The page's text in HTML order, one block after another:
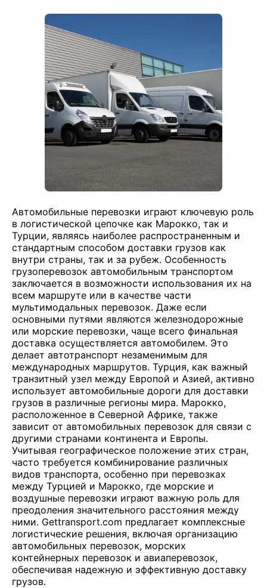
Автомобильные перевозки играют ключевую роль
в логистической цепочке как Марокко, так и
Турции, являясь наиболее распространенным и
стандартным способом доставки грузов как
внутри страны, так и за рубеж. Особенность
грузоперевозок автомобильным транспортом
заключается в возможности использования их на
всем маршруте или в качестве части
мультимодальных перевозок. Даже если
основными путями являются железнодорожные
или морские перевозки, чаще всего финальная
доставка осуществляется автомобилем. Это
делает автотранспорт незаменимым для
международных маршрутов. Турция, как важный
транзитный узел между Европой и Азией, активно
использует автомобильные дороги для доставки
грузов в различные регионы мира. Марокко,
расположенное в Северной Африке, также
зависит от автомобильных перевозок для связи с
другими странами континента и Европы.
Учитывая географическое положение этих стран,
часто требуется комбинирование различных
видов транспорта, особенно при перевозках
между Турцией и Марокко, где морские и
воздушные перевозки играют важную роль для
преодоления значительного расстояния между
ними. Gettransport.com предлагает комплексные
логистические решения, включая организацию
автомобильных перевозок, морских
контейнерных перевозок и авиаперевозок,
обеспечивая надежную и эффективную доставку
грузов.